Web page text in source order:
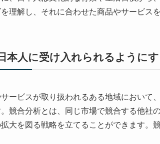
理解し、それに合わせた商品やサービス
本人に受け入れられるように
ービスが取り扱われるある地域において
競合分析とは、同じ市場で競合する他社
大を図る戦略を立てることができます。